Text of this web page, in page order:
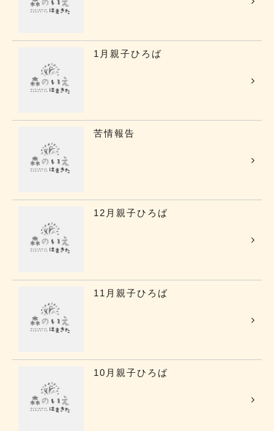
1月親子ひろば
苦情報告
12月親子ひろば
11月親子ひろば
10月親子ひろば